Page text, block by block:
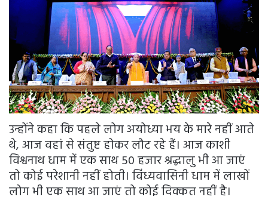
उन्होंने कहा कि पहले लोग अयोध्या भय के मारे नहीं आते
थे, आज वहां से संतुष्ट होकर लौट रहे हैं। आज काशी
विश्वनाथ धाम में एक साथ 50 हजार श्रद्धालु भी आ जाएं
तो कोई परेशानी नहीं होती। विंध्यवासिनी धाम में लाखों
लोग भी एक साथ आ जाएं तो कोई दिक्कत नहीं है।